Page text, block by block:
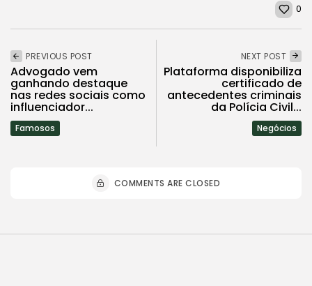
0
PREVIOUS POST
Advogado vem
ganhando destaque
nas redes sociais como
influenciador...
Famosos
NEXT POST
Plataforma disponibiliza
certificado de
antecedentes criminais
da Polícia Civil...
Negócios
COMMENTS ARE CLOSED